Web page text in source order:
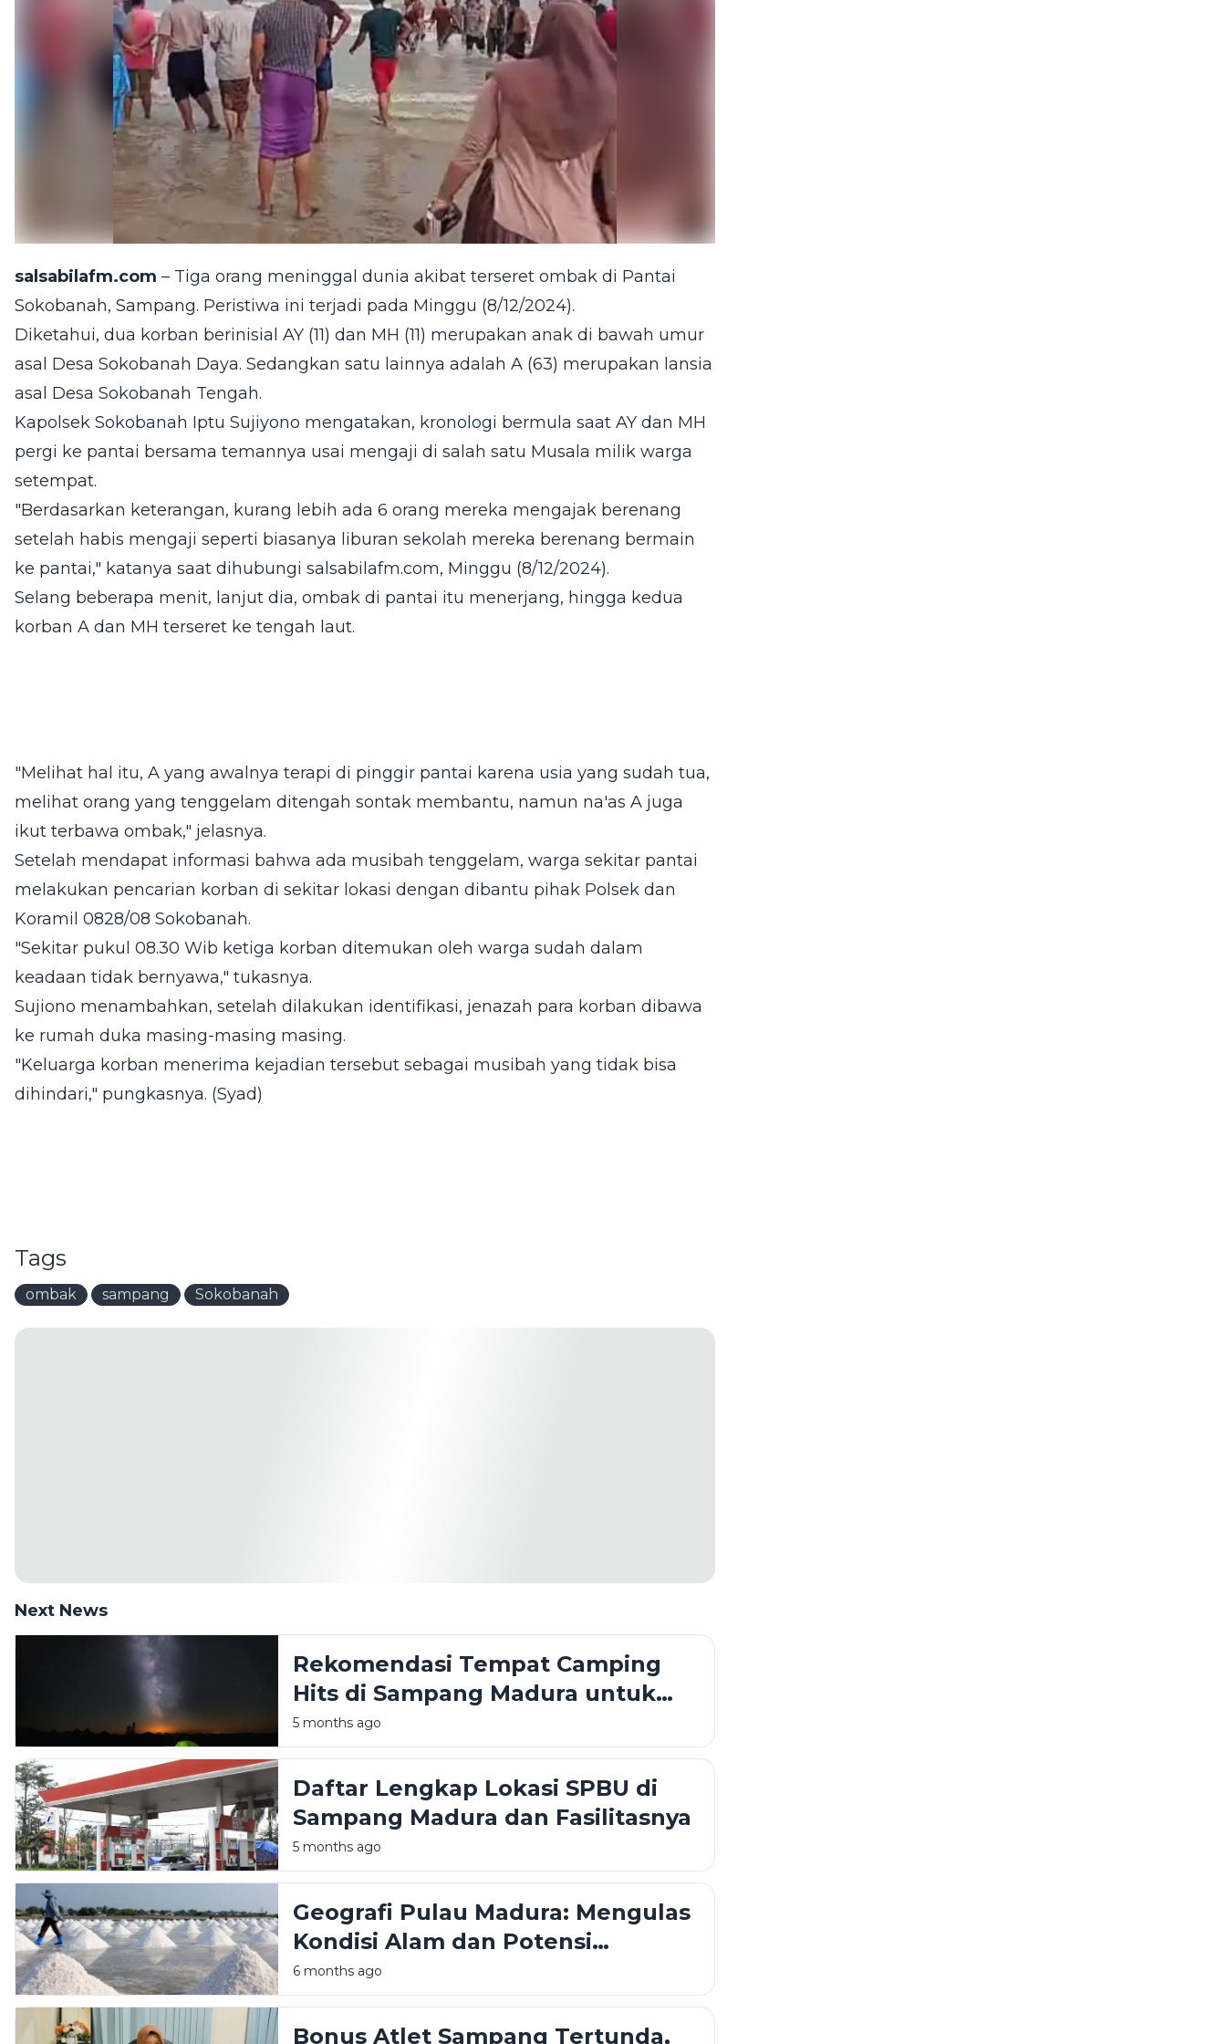
salsabilafm.com – Tiga orang meninggal dunia akibat terseret ombak di Pantai
Sokobanah, Sampang. Peristiwa ini terjadi pada Minggu (8/12/2024).
Diketahui, dua korban berinisial AY (11) dan MH (11) merupakan anak di bawah umur
asal Desa Sokobanah Daya. Sedangkan satu lainnya adalah A (63) merupakan lansia
asal Desa Sokobanah Tengah.
Kapolsek Sokobanah Iptu Sujiyono mengatakan, kronologi bermula saat AY dan MH
pergi ke pantai bersama temannya usai mengaji di salah satu Musala milik warga
setempat.
"Berdasarkan keterangan, kurang lebih ada 6 orang mereka mengajak berenang
setelah habis mengaji seperti biasanya liburan sekolah mereka berenang bermain
ke pantai," katanya saat dihubungi salsabilafm.com, Minggu (8/12/2024).
Selang beberapa menit, lanjut dia, ombak di pantai itu menerjang, hingga kedua
korban A dan MH terseret ke tengah laut.
"Melihat hal itu, A yang awalnya terapi di pinggir pantai karena usia yang sudah tua,
melihat orang yang tenggelam ditengah sontak membantu, namun na'as A juga
ikut terbawa ombak," jelasnya.
Setelah mendapat informasi bahwa ada musibah tenggelam, warga sekitar pantai
melakukan pencarian korban di sekitar lokasi dengan dibantu pihak Polsek dan
Koramil 0828/08 Sokobanah.
"Sekitar pukul 08.30 Wib ketiga korban ditemukan oleh warga sudah dalam
keadaan tidak bernyawa," tukasnya.
Sujiono menambahkan, setelah dilakukan identifikasi, jenazah para korban dibawa
ke rumah duka masing-masing masing.
"Keluarga korban menerima kejadian tersebut sebagai musibah yang tidak bisa
dihindari," pungkasnya. (Syad)
Tags
ombak sampang Sokobanah
Next News
Rekomendasi Tempat Camping
Hits di Sampang Madura untuk
Liburan Akhir Pekan
5 months ago
Daftar Lengkap Lokasi SPBU di
Sampang Madura dan Fasilitasnya
5 months ago
Geografi Pulau Madura: Mengulas
Kondisi Alam dan Potensi
Produksi Garam Nasional
6 months ago
Bonus Atlet Sampang Tertunda,